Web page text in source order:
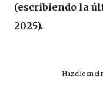
(escribiendo la
2025).
Haz clic en el